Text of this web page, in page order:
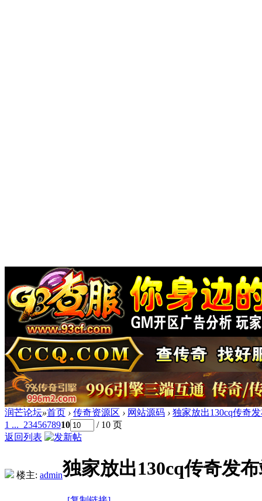
润芒论坛»首页 › 传奇资源区 › 网站源码 › 独家放出130cq传奇
1 ... 2345678910
/ 10 页
返回列表
楼主: admin独家放出130cq传奇发